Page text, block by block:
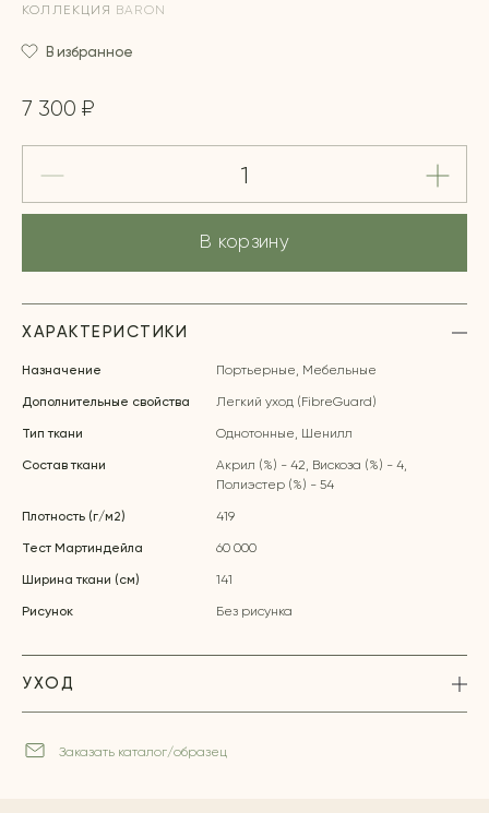
КОЛЛЕКЦИЯ BARON
В избранное
7 300 ₽
В корзину
ХАРАКТЕРИСТИКИ
Назначение Портьерные, Мебельные
Дополнительные свойства Легкий уход (FibreGuard)
Тип ткани Однотонные, Шенилл
Состав ткани
Акрил (%) - 42, Вискоза (%) - 4,
Полиэстер (%) - 54
Плотность (г/м2) 419
Тест Мартиндейла 60 000
Ширина ткани (см) 141
Рисунок Без рисунка
УХОД
Заказать каталог/образец